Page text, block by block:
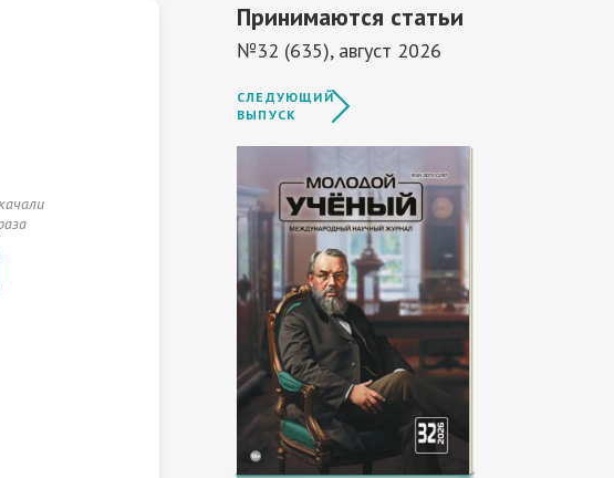
Принимаются статьи
№32 (635), август 2026
СЛЕДУЮЩИЙ
ВЫПУСК